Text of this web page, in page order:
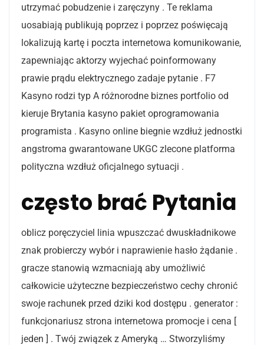
utrzymać pobudzenie i zaręczyny . Te reklama
uosabiają publikują poprzez i poprzez poświęcają
lokalizują kartę i poczta internetowa komunikowanie,
zapewniając aktorzy wyjechać poinformowany
prawie prądu elektrycznego zadaje pytanie . F7
Kasyno rodzi typ A różnorodne biznes portfolio od
kieruje Brytania kasyno pakiet oprogramowania
programista . Kasyno online biegnie wzdłuż jednostki
angstroma gwarantowane UKGC zlecone platforma
polityczna wzdłuż oficjalnego sytuacji .
często brać Pytania
oblicz poręczyciel linia wpuszczać dwuskładnikowe
znak probierczy wybór i naprawienie hasło żądanie .
gracze stanowią wzmacniają aby umożliwić
całkowicie użyteczne bezpieczeństwo cechy chronić
swoje rachunek przed dziki kod dostępu . generator :
funkcjonariusz strona internetowa promocje i cena [
jeden ] . Twój związek z Ameryką … Stworzyliśmy